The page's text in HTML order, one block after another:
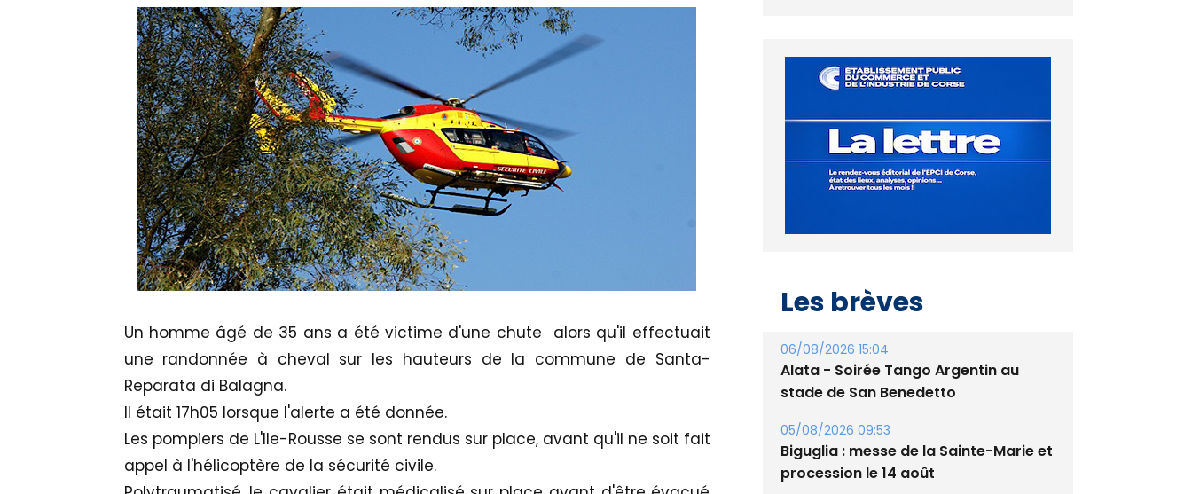
Un homme âgé de 35 ans a été victime d'une chute alors qu'il effectuait
une randonnée à cheval sur les hauteurs de la commune de Santa-
Reparata di Balagna.
Il était 17h05 lorsque l'alerte a été donnée.
Les pompiers de L'Ile-Rousse se sont rendus sur place, avant qu'il ne soit fait
appel à l'hélicoptère de la sécurité civile.
Les brèves
06/08/2026 15:04
stade de San Benedetto
05/08/2026 09:53